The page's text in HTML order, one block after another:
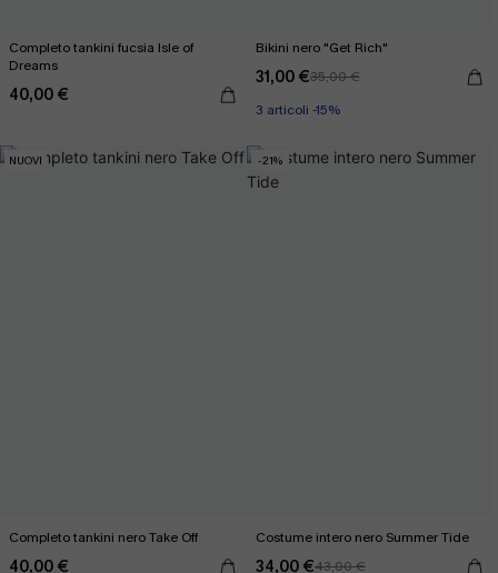
Completo tankini fucsia Isle of
Dreams
40,00 €
Bikini nero "Get Rich"
31,00 €35,00 €
3 articoli -15%
NUOVI
Completo tankini nero Take Off
40,00 €
-21%
Costume intero nero Summer Tide
34,00 €43,00 €